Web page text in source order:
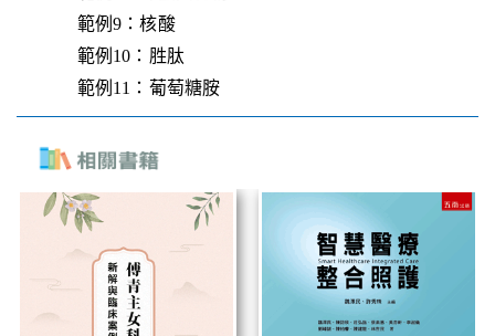
範例9：核酸
範例10：胜肽
範例11：葡萄糖胺